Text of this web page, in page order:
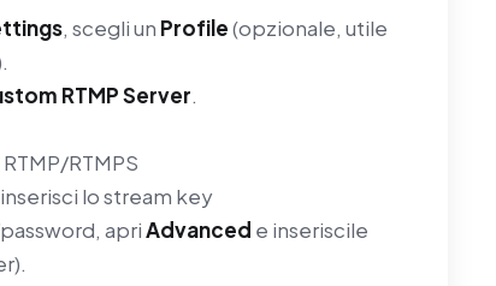
, scegli un Profile(opzionale, utile
RTMP Server.
RTMPS
lo stream key
apriAdvanced e inseriscile